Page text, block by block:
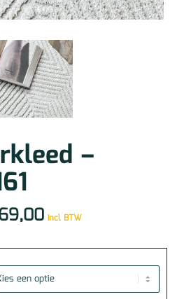
–
Prijsklasse:
tot
€569,00
incl BTW